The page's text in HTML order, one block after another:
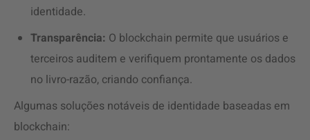
identidade.
Transparência: O blockchain permite que usuários e
terceiros auditem e verifiquem prontamente os dados
no livro-razão, criando confiança.
Algumas soluções notáveis de identidade baseadas em
blockchain: